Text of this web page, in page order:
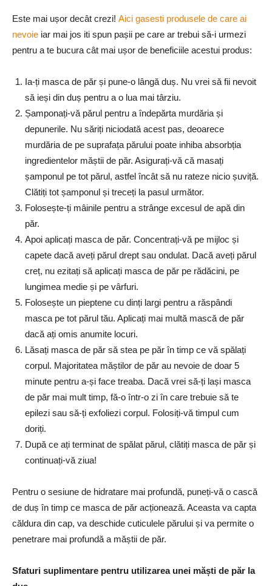
Este mai ușor decât crezi! Aici gasesti produsele de care ai
nevoie iar mai jos iti spun pașii pe care ar trebui să-i urmezi
pentru a te bucura cât mai ușor de beneficiile acestui produs:
Ia-ți masca de păr și pune-o lângă duș. Nu vrei să fii nevoit
să ieși din duș pentru a o lua mai târziu.
Șamponați-vă părul pentru a îndepărta murdăria și
depunerile. Nu săriți niciodată acest pas, deoarece
murdăria de pe suprafața părului poate inhiba absorbția
ingredientelor măștii de păr. Asigurați-vă că masați
șamponul pe tot părul, astfel încât să nu rateze nicio șuviță.
Clătiți tot șamponul și treceți la pasul următor.
Folosește-ți mâinile pentru a strânge excesul de apă din
păr.
Apoi aplicați masca de păr. Concentrați-vă pe mijloc și
capete dacă aveți părul drept sau ondulat. Dacă aveți părul
creț, nu ezitați să aplicați masca de păr pe rădăcini, pe
lungimea medie și pe vârfuri.
Folosește un pieptene cu dinți largi pentru a răspândi
masca pe tot părul tău. Aplicați mai multă mască de păr
dacă ați omis anumite locuri.
Lăsați masca de păr să stea pe păr în timp ce vă spălați
corpul. Majoritatea măștilor de păr au nevoie de doar 5
minute pentru a-și face treaba. Dacă vrei să-ți lași masca
de păr mai mult timp, fă-o într-o zi în care trebuie să te
epilezi sau să-ți exfoliezi corpul. Folosiți-vă timpul cum
doriți.
După ce ați terminat de spălat părul, clătiți masca de păr și
continuați-vă ziua!
Pentru o sesiune de hidratare mai profundă, puneți-vă o cască
de duș în timp ce masca de păr acționează. Aceasta va capta
căldura din cap, va deschide cuticulele părului și va permite o
penetrare mai profundă a măștii de păr.
Sfaturi suplimentare pentru utilizarea unei măști de păr la